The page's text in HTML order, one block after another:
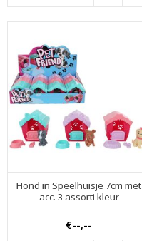
Hond in Speelhuisje 7cm met
acc. 3 assorti kleur
€--,--